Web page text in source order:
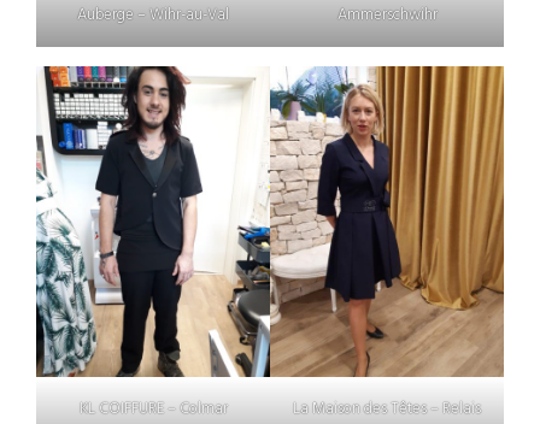
Auberge – Wihr-au-Val
Ammerschwihr
KL COIFFURE – Colmar La Maison des Têtes – Relais